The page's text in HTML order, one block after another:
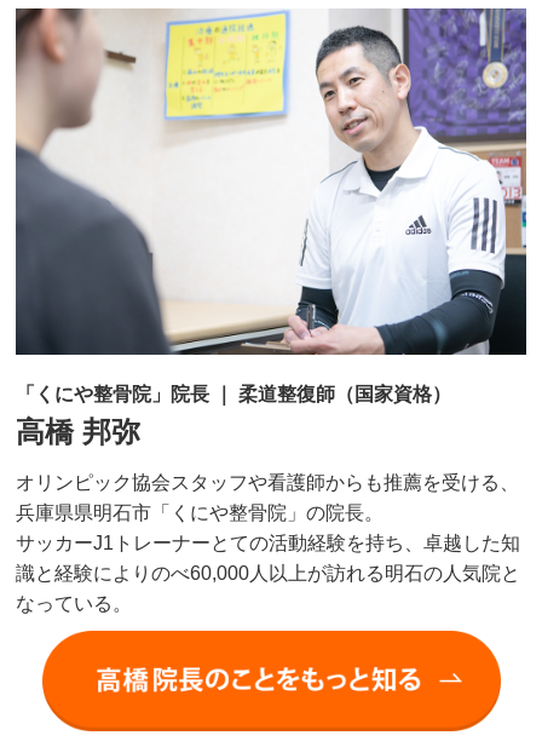
「くにや整骨院」院長 ｜ 柔道整復師（国家資格）
高橋 邦弥
オリンピック協会スタッフや看護師からも推薦を受ける、
兵庫県県明石市「くにや整骨院」の院長。
サッカーJ1トレーナーとての活動経験を持ち、卓越した知
識と経験によりのべ60,000人以上が訪れる明石の人気院と
なっている。